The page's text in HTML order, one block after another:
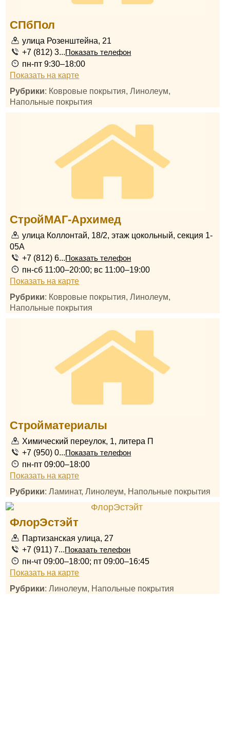
СПбПол
улица Розенштейна, 21
+7 (812) 3...Показать телефон
пн-пт 9:30–18:00
Показать на карте
Рубрики: Ковровые покрытия, Линолеум,
Напольные покрытия
СтройМАГ-Архимед
улица Коллонтай, 18/2, этаж цокольный, секция 1-
05А
+7 (812) 6...Показать телефон
пн-сб 11:00–20:00; вс 11:00–19:00
Показать на карте
Рубрики: Ковровые покрытия, Линолеум,
Напольные покрытия
Стройматериалы
Химический переулок, 1, литера П
+7 (950) 0...Показать телефон
пн-пт 09:00–18:00
Показать на карте
Рубрики: Ламинат, Линолеум, Напольные покрытия
ФлорЭстэйт
Партизанская улица, 27
+7 (911) 7...Показать телефон
пн-чт 09:00–18:00; пт 09:00–16:45
Показать на карте
Рубрики: Линолеум, Напольные покрытия